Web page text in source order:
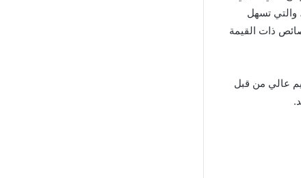
والتي تسهل
ذات القيمة
عالي من قبل